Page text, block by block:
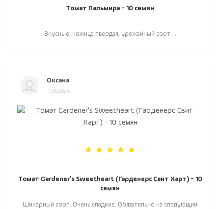
Томат Пальмира - 10 семян
Вкусные, кожица твердая, урожайный сорт. ..
Оксана
19.09.2024
Томат Gardener's Sweetheart (Гарденерс Свит Харт) - 10
семян
Шикарный сорт. Очень сладкие. Обязательно на следующий